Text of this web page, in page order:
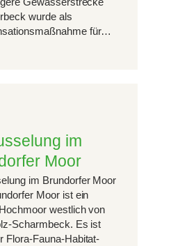
wurde als
für…
im
Moor
im Brundorfer Moor
Moor ist ein
westlich von
Scharmbeck. Es ist
Flora-Fauna-Habitat-